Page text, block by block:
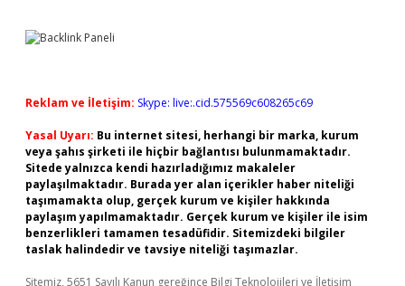
Reklam ve İletişim: Skype: live:.cid.575569c608265c69
Yasal Uyarı: Bu internet sitesi, herhangi bir marka, kurum
veya şahıs şirketi ile hiçbir bağlantısı bulunmamaktadır.
Sitede yalnızca kendi hazırladığımız makaleler
paylaşılmaktadır. Burada yer alan içerikler haber niteliği
taşımamakta olup, gerçek kurum ve kişiler hakkında
paylaşım yapılmamaktadır. Gerçek kurum ve kişiler ile isim
benzerlikleri tamamen tesadüfidir. Sitemizdeki bilgiler
taslak halindedir ve tavsiye niteliği taşımazlar.
Sitemiz, 5651 Sayılı Kanun gereğince Bilgi Teknolojileri ve İletişim